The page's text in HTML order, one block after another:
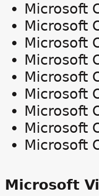
Microsoft
Microsoft
Microsoft
Microsoft
Microsoft
Microsoft
Microsoft
Microsoft
Microsoft
Microsoft